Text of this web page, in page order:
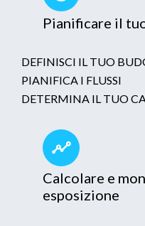
Pianificare il
DEFINISCI IL TUO
PIANIFICA I FLUSSI
DETERMINA IL TUO
Calcolare e
esposizione